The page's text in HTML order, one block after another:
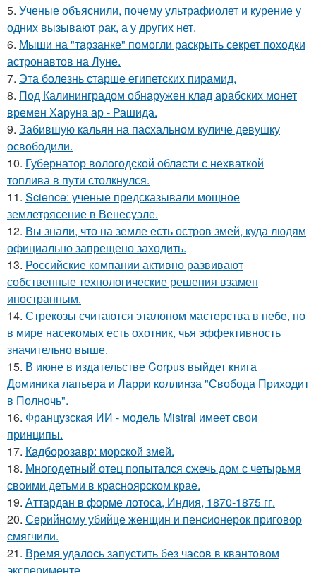
5. Ученые объяснили, почему ультрафиолет и курение у
одних вызывают рак, а у других нет.
6. Мыши на "тарзанке" помогли раскрыть секрет походки
астронавтов на Луне.
7. Эта болезнь старше египетских пирамид.
8. Под Калининградом обнаружен клад арабских монет
времен Харуна ар - Рашида.
9. Забившую кальян на пасхальном куличе девушку
освободили.
10. Губернатор вологодской области с нехваткой
топлива в пути столкнулся.
11. Science: ученые предсказывали мощное
землетрясение в Венесуэле.
12. Вы знали, что на земле есть остров змей, куда людям
официально запрещено заходить.
13. Российские компании активно развивают
собственные технологические решения взамен
иностранным.
14. Стрекозы считаются эталоном мастерства в небе, но
в мире насекомых есть охотник, чья эффективность
значительно выше.
15. В июне в издательстве Corpus выйдет книга
Доминика лапьера и Ларри коллинза "Свобода Приходит
в Полночь".
16. Французская ИИ - модель Mistral имеет свои
принципы.
17. Кадборозавр: морской змей.
18. Многодетный отец попытался сжечь дом с четырьмя
своими детьми в красноярском крае.
19. Аттардан в форме лотоса, Индия, 1870-1875 гг.
20. Серийному убийце женщин и пенсионерок приговор
смягчили.
21. Время удалось запустить без часов в квантовом